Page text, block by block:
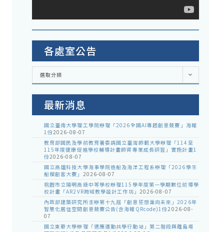
各處室公告
各
室
選取分類
最新消息
國立臺南大學理工學院辦理「2026全國AI專題創意競賽」海報
1份2026-08-07
教育部國民及學前教育署委請國立臺灣師範大學辦理「114至
115年度健康促進學校輔導計畫師資專業成長研習」實施計畫1
份2026-08-07
國立高雄科技大學海事學院造船及海洋工程系辦理「2026學生
船模創客大賽」 2026-08-07
桃園市立陽明高級中等學校辦理115學年度第一學期數位前導學
校計畫「AR2VR跨域教學設計工作坊」 2026-08-07
內政部建築研究所主辦第十九屆「創意狂想巢向未來」2026年
智慧化居住空間創意競賽公告(含海報QRcode)1份2026-08-
07
國立東華大學辦理「適應運動共學行動站」第二階段與離島場